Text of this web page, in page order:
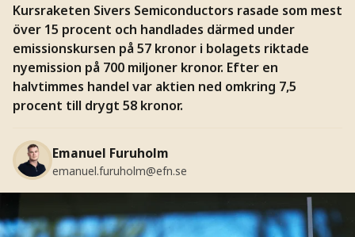
Kursraketen Sivers Semiconductors rasade som mest
över 15 procent och handlades därmed under
emissionskursen på 57 kronor i bolagets riktade
nyemission på 700 miljoner kronor. Efter en
halvtimmes handel var aktien ned omkring 7,5
procent till drygt 58 kronor.
Emanuel Furuholm
emanuel.furuholm@efn.se